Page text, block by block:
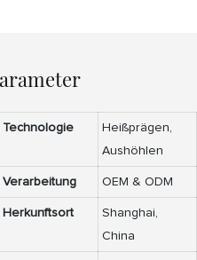
Technologie
Heißprägen,
Aushöhlen
Verarbeitung OEM & ODM
Herkunftsort
Shanghai,
China